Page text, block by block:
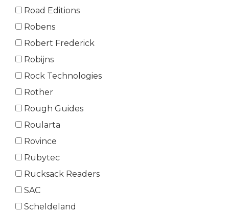
Road Editions
Robens
Robert Frederick
Robijns
Rock Technologies
Rother
Rough Guides
Roularta
Rovince
Rubytec
Rucksack Readers
SAC
Scheldeland